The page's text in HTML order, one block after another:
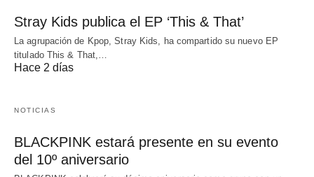
Stray Kids publica el EP ‘This & That’
La agrupación de Kpop, Stray Kids, ha compartido su nuevo EP
titulado This & That,…
Hace 2 días
NOTICIAS
BLACKPINK estará presente en su evento
del 10º aniversario